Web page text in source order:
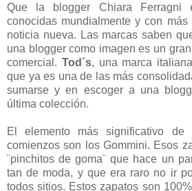
Que la blogger Chiara
conocidas mundialmente y con
noticia nueva. Las marcas saben
una blogger como imagen es un
comercial. Tod´s, una marca
que ya es una de las más
sumarse y en escoger a una
última colección.
El elemento más significativo
comienzos son los Gommini. Esos
¨pinchitos de goma¨ que hace un
tan de moda, y que era raro no ir
todos sitios. Estos zapatos son